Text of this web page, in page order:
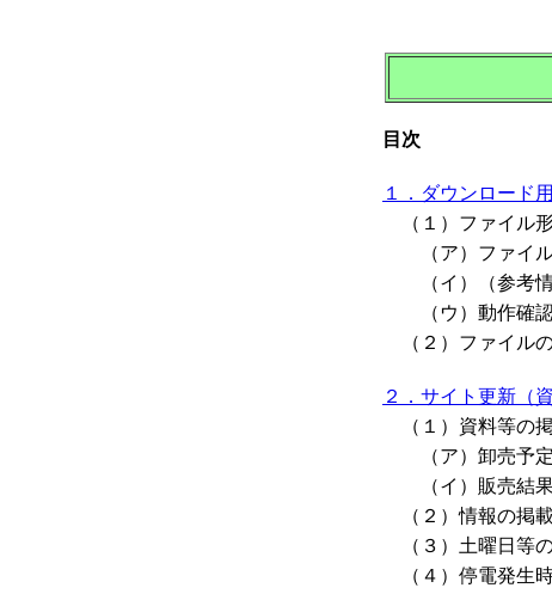
目次
１．ダウンロード
（１）ファイル
（ア）ファイ
（イ）（参考情
（ウ）動作確認
（２）ファイル
２．サイト更新（
（１）資料等の
（ア）卸売予
（イ）販売結
（２）情報の掲
（３）土曜日等
（４）停電発生